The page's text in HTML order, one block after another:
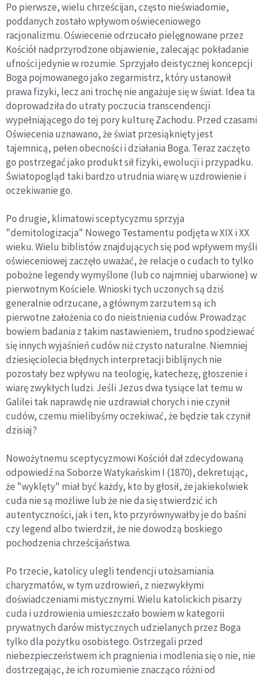
Po pierwsze, wielu chrześcijan, często nieświadomie,
poddanych zostało wpływom oświeceniowego
racjonalizmu. Oświecenie odrzucało pielęgnowane przez
Kościół nadprzyrodzone objawienie, zalecając pokładanie
ufności jedynie w rozumie. Sprzyjało deistycznej koncepcji
Boga pojmowanego jako zegarmistrz, który ustanowił
prawa fizyki, lecz ani trochę nie angażuje się w świat. Idea ta
doprowadziła do utraty poczucia transcendencji
wypełniającego do tej pory kulturę Zachodu. Przed czasami
Oświecenia uznawano, że świat przesiąknięty jest
tajemnicą, pełen obecności i działania Boga. Teraz zaczęto
go postrzegać jako produkt sił fizyki, ewolucji i przypadku.
Światopogląd taki bardzo utrudnia wiarę w uzdrowienie i
oczekiwanie go.
Po drugie, klimatowi sceptycyzmu sprzyja
"demitologizacja" Nowego Testamentu podjęta w XIX i XX
wieku. Wielu biblistów znajdujących się pod wpływem myśli
oświeceniowej zaczęło uważać, że relacje o cudach to tylko
pobożne legendy wymyślone (lub co najmniej ubarwione) w
pierwotnym Kościele. Wnioski tych uczonych są dziś
generalnie odrzucane, a głównym zarzutem są ich
pierwotne założenia co do nieistnienia cudów. Prowadząc
bowiem badania z takim nastawieniem, trudno spodziewać
się innych wyjaśnień cudów niż czysto naturalne. Niemniej
dziesięciolecia błędnych interpretacji biblijnych nie
pozostały bez wpływu na teologię, katechezę, głoszenie i
wiarę zwykłych ludzi. Jeśli Jezus dwa tysiące lat temu w
Galilei tak naprawdę nie uzdrawiał chorych i nie czynił
cudów, czemu mielibyśmy oczekiwać, że będzie tak czynił
dzisiaj?
Nowożytnemu sceptycyzmowi Kościół dał zdecydowaną
odpowiedź na Soborze Watykańskim I (1870), dekretując,
że "wyklęty" miał być każdy, kto by głosił, że jakiekolwiek
cuda nie są możliwe lub że nie da się stwierdzić ich
autentyczności, jak i ten, kto przyrównywałby je do baśni
czy legend albo twierdził, że nie dowodzą boskiego
pochodzenia chrześcijaństwa.
Po trzecie, katolicy ulegli tendencji utożsamiania
charyzmatów, w tym uzdrowień, z niezwykłymi
doświadczeniami mistycznymi. Wielu katolickich pisarzy
cuda i uzdrowienia umieszczało bowiem w kategorii
prywatnych darów mistycznych udzielanych przez Boga
tylko dla pożytku osobistego. Ostrzegali przed
niebezpieczeństwem ich pragnienia i modlenia się o nie, nie
dostrzegając, że ich rozumienie znacząco różni od